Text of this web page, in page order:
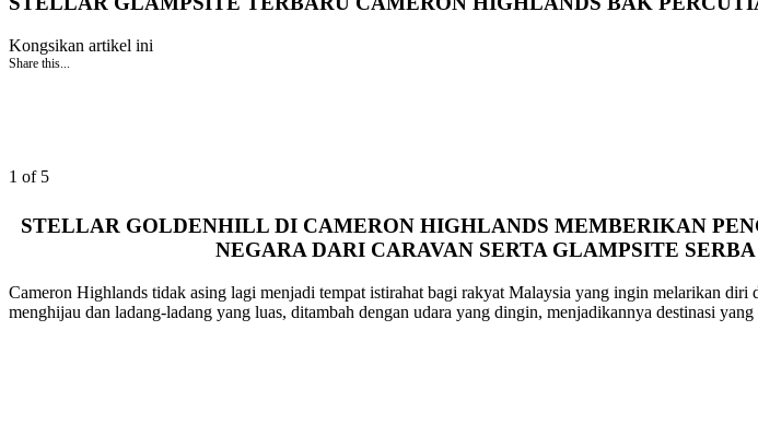
Kongsikan artikel ini
Share this...
1 of 5
STELLAR GOLDENHILL DI CAMERON HIGHLANDS MEMBERIKAN
NEGARA DARI CARAVAN SERTA GLAMPSITE
Cameron Highlands tidak asing lagi menjadi tempat istirahat bagi rakyat Malaysia yang ingin melarikan
menghijau dan ladang-ladang yang luas, ditambah dengan udara yang dingin, menjadikannya destinasi